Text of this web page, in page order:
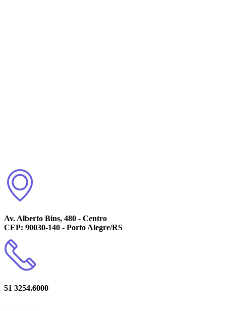
Av. Alberto Bins, 480 - Centro
CEP: 90030-140 - Porto Alegre/RS
51 3254.6000